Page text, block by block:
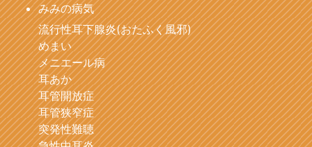
みみの病気
流行性耳下腺炎(おたふく風邪)
めまい
メニエール病
耳あか
耳管開放症
耳管狭窄症
突発性難聴